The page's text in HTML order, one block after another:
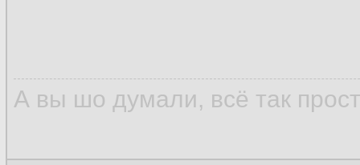
А вы шо думали, всё так